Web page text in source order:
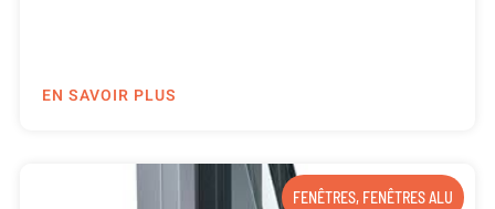
EN SAVOIR PLUS
FENÊTRES, FENÊTRES ALU